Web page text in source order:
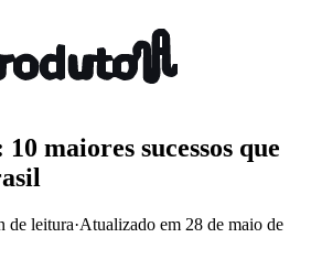
maiores sucessos que
de leitura·Atualizado em 28 de maio de